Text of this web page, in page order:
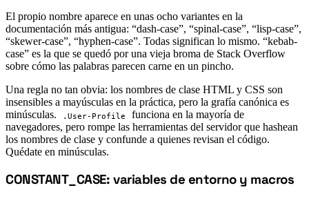
El propio nombre aparece en unas ocho variantes en la
documentación más antigua: “dash-case”, “spinal-case”, “lisp-case”,
“skewer-case”, “hyphen-case”. Todas significan lo mismo. “kebab-
case” es la que se quedó por una vieja broma de Stack Overflow
sobre cómo las palabras parecen carne en un pincho.
Una regla no tan obvia: los nombres de clase HTML y CSS son
insensibles a mayúsculas en la práctica, pero la grafía canónica es
minúsculas.
.User-Profile
funciona en la mayoría de
navegadores, pero rompe las herramientas del servidor que hashean
los nombres de clase y confunde a quienes revisan el código.
Quédate en minúsculas.
#
CONSTANT_CASE: variables de entorno y macros